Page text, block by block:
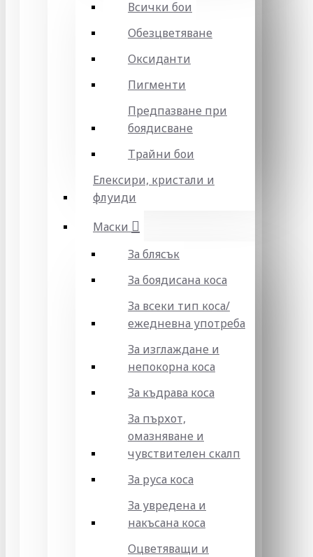
Всички бои
Обезцветяване
Оксиданти
Пигменти
Предпазване при
боядисване
Трайни бои
Елексири, кристали и
флуиди
Маски
За блясък
За боядисана коса
За всеки тип коса/
ежедневна употреба
За изглаждане и
непокорна коса
За къдрава коса
За пърхот,
омазняване и
чувствителен скалп
За руса коса
За увредена и
накъсана коса
Оцветяващи и